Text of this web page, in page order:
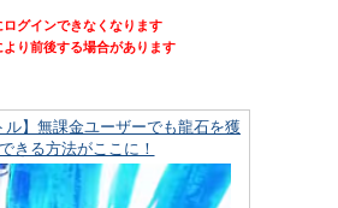
グインできなくなります
り前後する場合があります
ル】無課金ユーザーでも龍石を獲
きる方法がここに！